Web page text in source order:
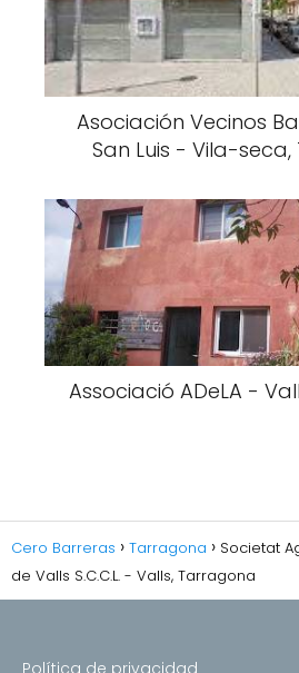
Asociación Vecinos
San Luis - Vila-
Associació ADeLA -
Cero Barreras Tarragona
Societat
de Valls S.C.C.L. - Valls, Tarragona